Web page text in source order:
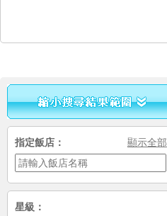
指定飯店： 顯示全部
星級：